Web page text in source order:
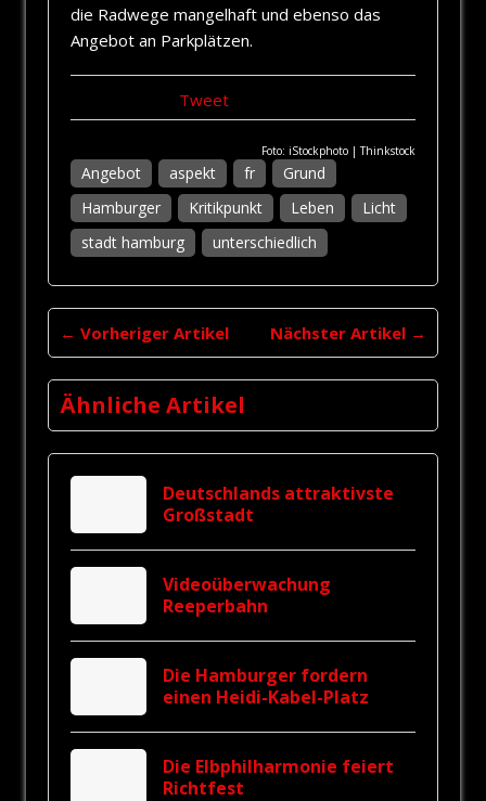
die Radwege mangelhaft und ebenso das
Angebot an Parkplätzen.
Tweet
Foto: iStockphoto | Thinkstock
Angebot aspekt fr
Grund
Hamburger
Kritikpunkt Leben
Licht
stadt hamburg
unterschiedlich
← Vorheriger Artikel Nächster Artikel →
Ähnliche Artikel
Deutschlands attraktivste
Großstadt
Videoüberwachung
Reeperbahn
Die Hamburger fordern
einen Heidi-Kabel-Platz
Die Elbphilharmonie feiert
Richtfest